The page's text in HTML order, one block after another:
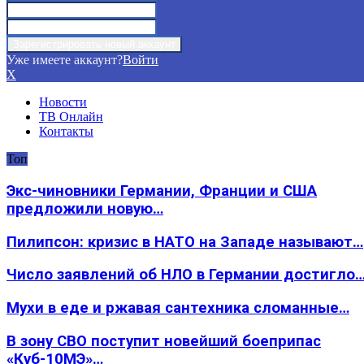
Уже имеете аккаунт?Войти
X
Новости
ТВ Онлайн
Контакты
Топ
Экс-чиновники Германии, Франции и США
предложили новую…
Пилипсон: кризис в НАТО на Западе называют…
Число заявлений об НЛО в Германии
Мухи в еде и ржавая сантехника сломанные…
В зону СВО поступит новейший боеприпас
«Куб-10МЭ»…